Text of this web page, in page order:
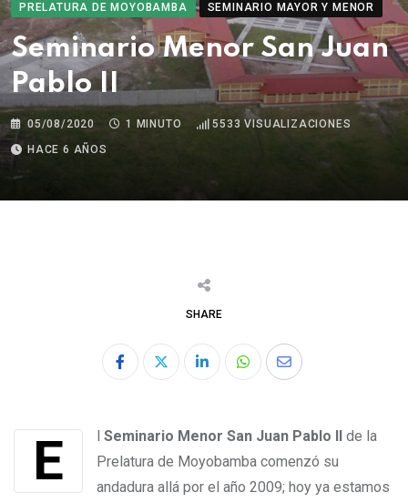
PRELATURA DE MOYOBAMBA SEMINARIO MAYOR Y MENOR
Seminario Menor San Juan
Pablo II
05/08/2020 1 MINUTO 5533 VISUALIZACIONES
HACE 6 AÑOS
SHARE
El Seminario Menor San Juan Pablo II de la
Prelatura de Moyobamba comenzó su
andadura allá por el año 2009; hoy ya estamos